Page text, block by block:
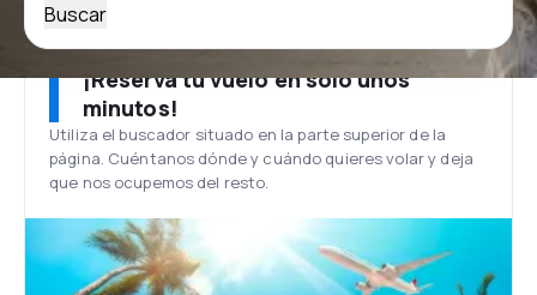
Buscar
¡Reserva tu vuelo en solo unos
minutos!
Utiliza el buscador situado en la parte superior de la
página. Cuéntanos dónde y cuándo quieres volar y deja
que nos ocupemos del resto.